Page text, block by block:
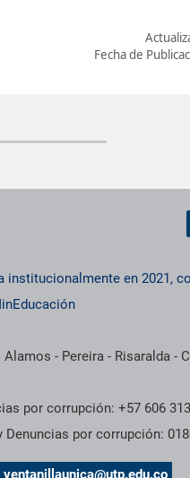
Fecha de
institucionalmente en 2021,
- Pereira - Risaralda -
por corrupción: +57 606
por corrupción:
ventanillaunica@utp.edu.co